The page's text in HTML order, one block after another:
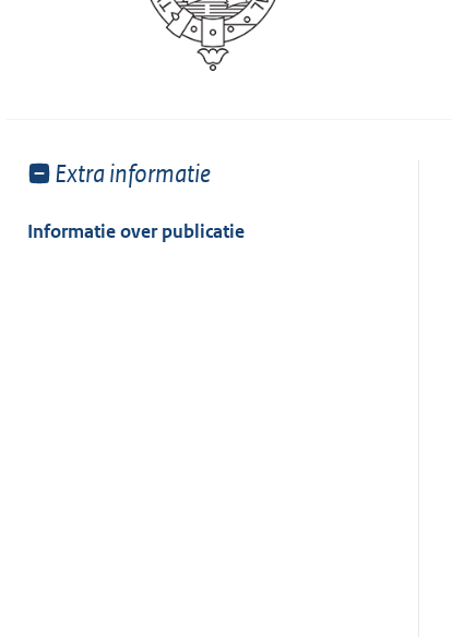
Toon
van:
Extra informatie
Informatie over publicatie